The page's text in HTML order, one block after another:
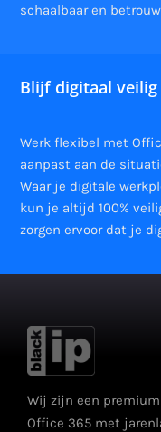
schaalbaar en
Blijf digitaal
Werk flexibel met
aanpast aan de
Waar je digitale
kun je altijd 100%
zorgen ervoor dat je
Wij zijn een
Office 365 met